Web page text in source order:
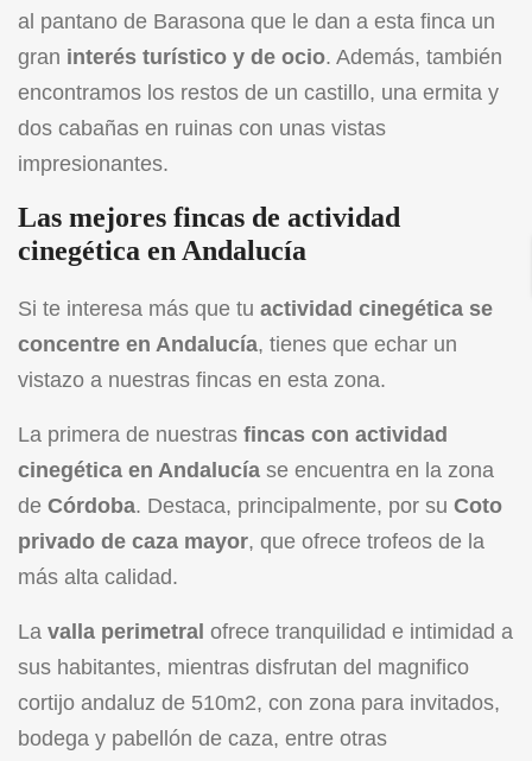
al pantano de Barasona que le dan a esta finca un
gran interés turístico y de ocio. Además, también
encontramos los restos de un castillo, una ermita y
dos cabañas en ruinas con unas vistas
impresionantes.
Las mejores fincas de actividad
cinegética en Andalucía
Si te interesa más que tu actividad cinegética se
concentre en Andalucía, tienes que echar un
vistazo a nuestras fincas en esta zona.
La primera de nuestras fincas con actividad
cinegética en Andalucía se encuentra en la zona
de Córdoba. Destaca, principalmente, por su Coto
privado de caza mayor, que ofrece trofeos de la
más alta calidad.
La valla perimetral ofrece tranquilidad e intimidad a
sus habitantes, mientras disfrutan del magnifico
cortijo andaluz de 510m2, con zona para invitados,
bodega y pabellón de caza, entre otras